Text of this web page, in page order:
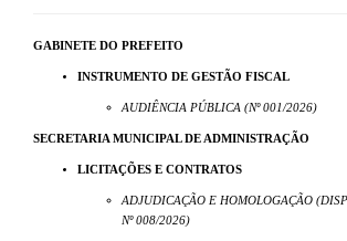
GABINETE DO PREFEITO
INSTRUMENTO DE GESTÃO FISCAL
AUDIÊNCIA PÚBLICA (Nº 001/2026)
SECRETARIA MUNICIPAL DE ADMINISTRAÇÃO
LICITAÇÕES E CONTRATOS
ADJUDICAÇÃO E HOMOLOGAÇÃO
Nº 008/2026)